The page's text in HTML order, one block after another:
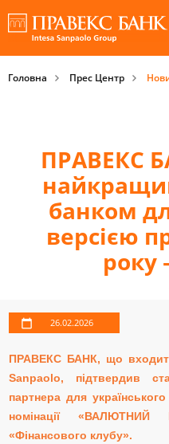
Головна Прес Центр
ПРАВЕКС
банком
версією
року
26.02.2026
ПРАВЕКС БАНК, що
Sanpaolo, підтвердив
партнера для
номінації
«Фінансового клубу».